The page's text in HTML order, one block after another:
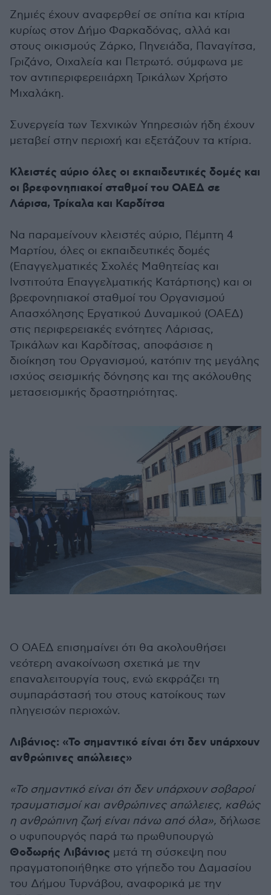
Ζημιές έχουν αναφερθεί σε σπίτια και κτίρια
κυρίως στον Δήμο Φαρκαδόνας, αλλά και
στους οικισμούς Ζάρκο, Πηνειάδα, Παναγίτσα,
Γριζάνο, Οιχαλεία και Πετρωτό. σύμφωνα με
τον αντιπεριφερειιάρχη Τρικάλων Χρήστο
Μιχαλάκη.
Συνεργεία των Τεχνικών Υπηρεσιών ήδη έχουν
μεταβεί στην περιοχή και εξετάζουν τα κτίρια.
Κλειστές αύριο όλες οι εκπαιδευτικές δομές και
οι βρεφονηπιακοί σταθμοί του ΟΑΕΔ σε
Λάρισα, Τρίκαλα και Καρδίτσα
Να παραμείνουν κλειστές αύριο, Πέμπτη 4
Μαρτίου, όλες οι εκπαιδευτικές δομές
(Επαγγελματικές Σχολές Μαθητείας και
Ινστιτούτα Επαγγελματικής Κατάρτισης) και οι
βρεφονηπιακοί σταθμοί του Οργανισμού
Απασχόλησης Εργατικού Δυναμικού (ΟΑΕΔ)
στις περιφερειακές ενότητες Λάρισας,
Τρικάλων και Καρδίτσας, αποφάσισε η
διοίκηση του Οργανισμού, κατόπιν της μεγάλης
ισχύος σεισμικής δόνησης και της ακόλουθης
μετασεισμικής δραστηριότητας.
Ο ΟΑΕΔ επισημαίνει ότι θα ακολουθήσει
νεότερη ανακοίνωση σχετικά με την
επαναλειτουργία τους, ενώ εκφράζει τη
συμπαράστασή του στους κατοίκους των
πληγεισών περιοχών.
Λιβάνιος: «Το σημαντικό είναι ότι δεν υπάρχουν
ανθρώπινες απώλειες»
«Το σημαντικό είναι ότι δεν υπάρχουν σοβαροί
τραυματισμοί και ανθρώπινες απώλειες, καθώς
η ανθρώπινη ζωή είναι πάνω από όλα», δήλωσε
ο υφυπουργός παρά τω πρωθυπουργώ
Θοδωρής Λιβάνιος μετά τη σύσκεψη που
πραγματοποιήθηκε στο γήπεδο του Δαμασίου
του Δήμου Τυρνάβου, αναφορικά με την